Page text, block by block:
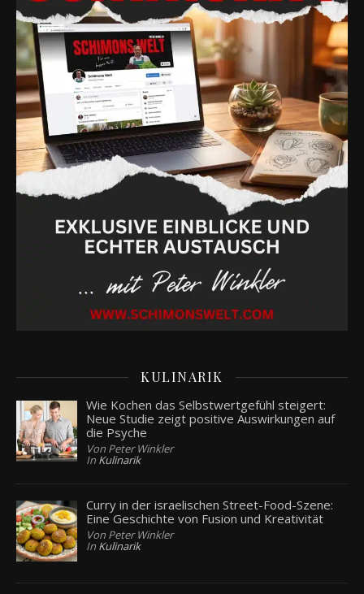
KULINARIK
Wie Kochen das Selbstwertgefühl steigert:
Neue Studie zeigt positive Auswirkungen auf
die Psyche
Von Peter Winkler
In Kulinarik
Curry in der israelischen Street-Food-Szene:
Eine Geschichte von Fusion und Kreativität
Von Peter Winkler
In Kulinarik